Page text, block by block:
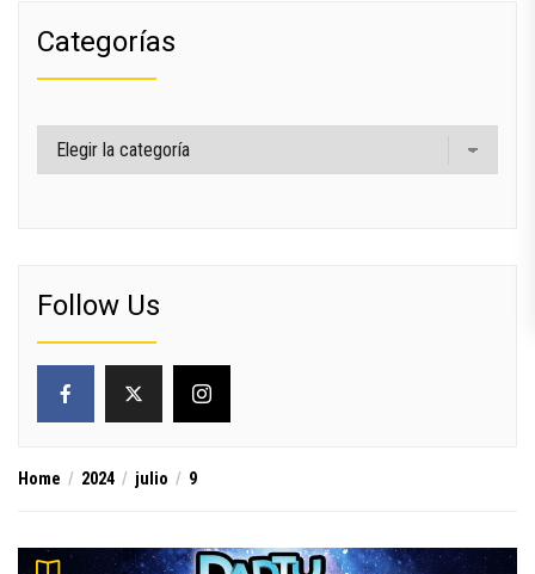
Home 2024 julio 9
Categorías
Categorías
Follow Us